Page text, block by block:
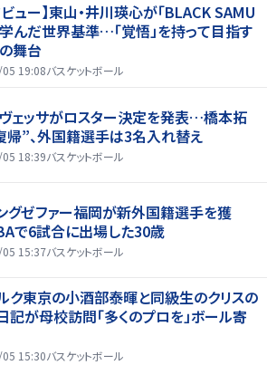
ビュー】東山・井川瑛心が「BLACK SAMU
学んだ世界基準…「覚悟」を持って目指す
舞台
19:08バスケットボール
ェッサがロスター決定を発表…橋本拓
帰”、外国籍選手は3名入れ替え
18:39バスケットボール
グゼファー福岡が新外国籍選手を獲
で6試合に出場した30歳
15:37バスケットボール
ク東京の小酒部泰暉と同級生のクリスの
記が母校訪問「多くのプロを」ボール寄
15:30バスケットボール